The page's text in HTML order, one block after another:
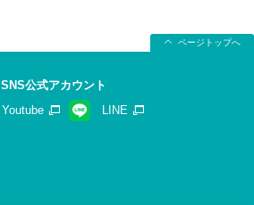
ページトップへ
SNS公式アカウント
Youtube
LINE